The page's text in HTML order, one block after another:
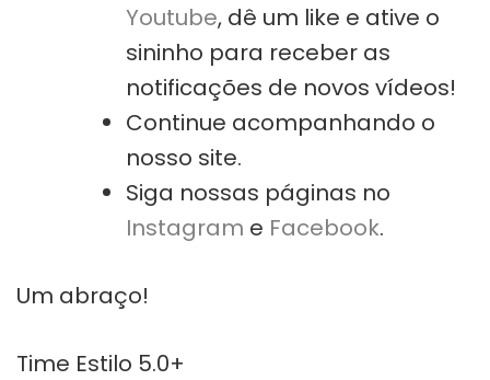
Youtube, dê um like e ative o
sininho para receber as
notificações de novos vídeos!
Continue acompanhando o
nosso site.
Siga nossas páginas no
Instagram e Facebook.
Um abraço!
Time Estilo 5.0+